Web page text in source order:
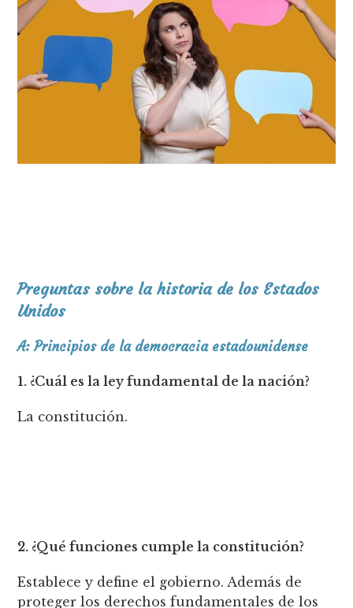
Preguntas sobre la historia de los Estados
Unidos
A: Principios de la democracia estadounidense
1. ¿Cuál es la ley fundamental de la nación?
La constitución.
2. ¿Qué funciones cumple la constitución?
Establece y define el gobierno. Además de
proteger los derechos fundamentales de los